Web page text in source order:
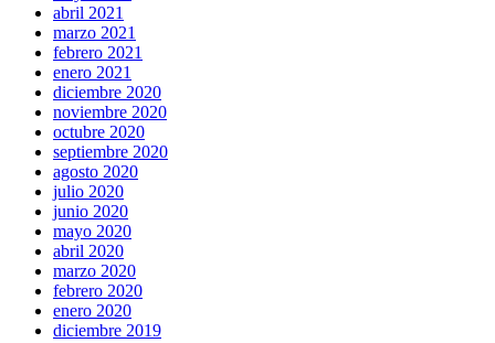
abril 2021
marzo 2021
febrero 2021
enero 2021
diciembre 2020
noviembre 2020
octubre 2020
septiembre 2020
agosto 2020
julio 2020
junio 2020
mayo 2020
abril 2020
marzo 2020
febrero 2020
enero 2020
diciembre 2019